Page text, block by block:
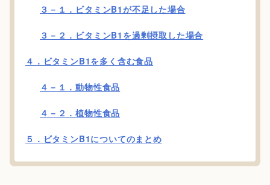
３－１．ビタミンB1が不足した場合
３－２．ビタミンB1を過剰摂取した場合
４．ビタミンB1を多く含む食品
４－１．動物性食品
４－２．植物性食品
５．ビタミンB1についてのまとめ